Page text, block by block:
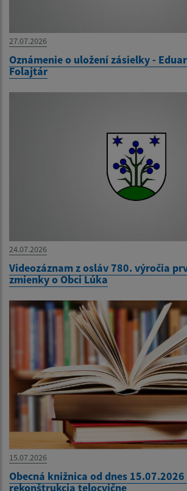
27.07.2026
Oznámenie o uložení zásielky -
Folajtár
24.07.2026
Videozáznam z osláv 780. výročia
zmienky o Obci Lúka
15.07.2026
Obecná knižnica od dnes 15.07.2026
rekonštrukcia telocvične